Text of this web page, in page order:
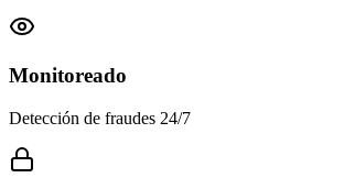
Monitoreado
Detección de fraudes 24/7